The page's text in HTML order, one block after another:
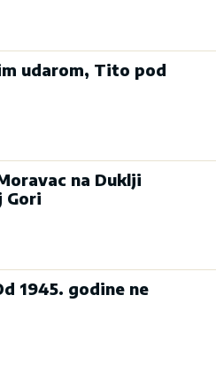
udarom, Tito pod
Moravac na Duklji
Gori
1945. godine ne